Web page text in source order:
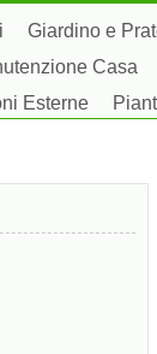
Giardino e
Casa
Esterne